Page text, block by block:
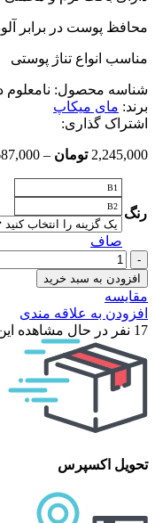
محافظ پوست در برابر
مناسب انواع تناژ پوستی
شناسه محصول: نامعلوم
برند: مای میکاپ
اشتراک گذاری:
2,245,000 تومان –
رنگ
B1
B2
صاف
برنزر
(شاین)
مای
میکاپ
استوری
آلمان
عدد
افزودن به سبد خرید
مقایسه
افزودن به علاقه مندی
17 نفر در حال مشاهده
تحویل اکسپرس